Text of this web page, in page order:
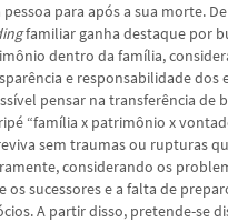
pessoa para após a sua morte.
familiar ganha destaque por
dentro da família,
e responsabilidade dos
pensar na transferência de
“família x patrimônio x
sem traumas ou rupturas
considerando os
os sucessores e a falta de
A partir disso, pretende-se